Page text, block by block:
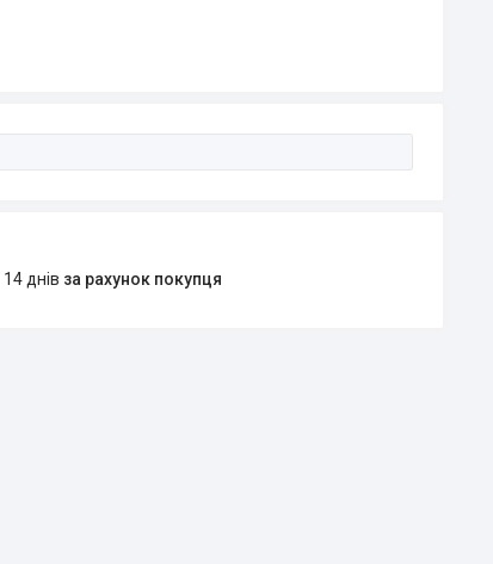
днів за рахунок покупця